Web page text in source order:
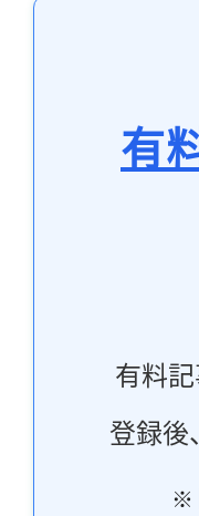
有
有料
登録後
※